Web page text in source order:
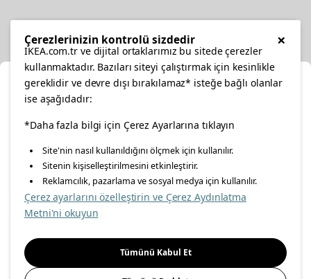
facebooktwitterinstagrampinterestyoutube
linkedin
Enerji Politikası Bilgi Güvenliği Politikası
Gıda Güvenliği Politikası
Önemli Bilgilendirme İnternet Sitesi Gizlilik Politikası
Konumunuzu Seçin
İnternetten vereceğiniz siparişlerinizde size özel hizmet ve
içerikleri görebilmek için lütfen konumuzu seçin.
İl seçiniz
Seçiniz
×
Çerezlerinizin kontrolü sizdedir
IKEA.com.tr ve dijital ortaklarımız bu sitede çerezler
kullanmaktadır. Bazıları siteyi çalıştırmak için kesinlikle
gereklidir ve devre dışı bırakılamaz* isteğe bağlı olanlar
ise aşağıdadır:
*Daha fazla bilgi için Çerez Ayarlarına tıklayın
Site'nin nasıl kullanıldığını ölçmek için kullanılır.
Sitenin kişiselleştirilmesini etkinleştirir.
Reklamcılık, pazarlama ve sosyal medya için kullanılır.
Çerez ayarlarını özelleştirin ve Çerez Aydınlatma
Metni'ni okuyun
Tümünü Kabul Et